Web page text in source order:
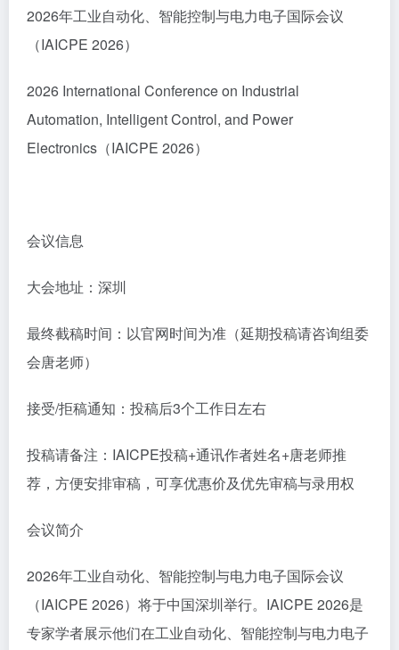
2026年工业自动化、智能控制与电力电子国际会议
（IAICPE 2026）
2026 International Conference on Industrial
Automation, Intelligent Control, and Power
Electronics（IAICPE 2026）
会议信息
大会地址：深圳
最终截稿时间：以官网时间为准（延期投稿请咨询组委
会唐老师）
接受/拒稿通知：投稿后3个工作日左右
投稿请备注：IAICPE投稿+通讯作者姓名+唐老师推
荐，方便安排审稿，可享优惠价及优先审稿与录用权
会议简介
2026年工业自动化、智能控制与电力电子国际会议
（IAICPE 2026）将于中国深圳举行。IAICPE 2026是
专家学者展示他们在工业自动化、智能控制与电力电子